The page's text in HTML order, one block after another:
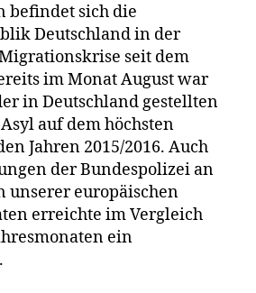
befindet sich die
Deutschland in der
seit dem
im Monat August war
in Deutschland gestellten
auf dem höchsten
Jahren 2015/2016. Auch
der Bundespolizei an
unserer europäischen
erreichte im Vergleich
ein